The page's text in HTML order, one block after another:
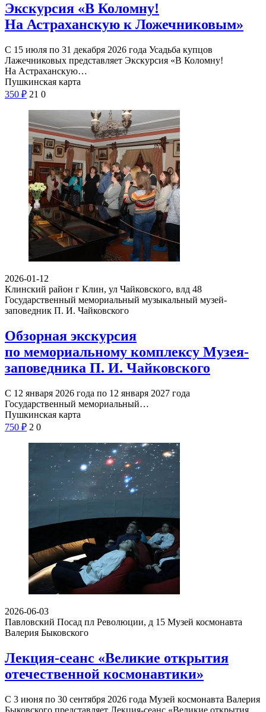
Экскурсия «В Коломну!
На Астраханскую к Ложечниковым»
С 15 июля по 31 декабря 2026 года Усадьба купцов
Лажечниковых представляет Экскурсия «В Коломну!
На Астраханскую…
Пушкинская карта
350 ₽ 21 0
2026-01-12
Клинский район г Клин, ул Чайковского, влд 48
Государственный мемориальный музыкальный музей-
заповедник П. И. Чайковского
Обзорная экскурсия
по мемориальному комплексу Музея-
заповедника П. И. Чайковского
С 12 января 2026 года по 12 января 2027 года
Государственный мемориальный…
Пушкинская карта
750 ₽ 2 0
2026-06-03
Павловский Посад пл Революции, д 15 Музей космонавта
Валерия Быковского
Лекция-сеанс «Великие открытия
отечественной космонавтики»
С 3 июня по 30 сентября 2026 года Музей космонавта Валерия
Быковского представляет Лекция-сеанс «Великие открытия